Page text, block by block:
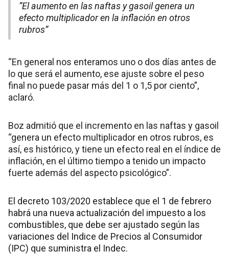
“El aumento en las naftas y gasoil genera un
efecto multiplicador en la inflación en otros
rubros”
“En general nos enteramos uno o dos días antes de
lo que será el aumento, ese ajuste sobre el peso
final no puede pasar más del 1 o 1,5 por ciento”,
aclaró.
Boz admitió que el incremento en las naftas y gasoil
“genera un efecto multiplicador en otros rubros, es
así, es histórico, y tiene un efecto real en el índice de
inflación, en el último tiempo a tenido un impacto
fuerte además del aspecto psicológico”.
El decreto 103/2020 establece que el 1 de febrero
habrá una nueva actualización del impuesto a los
combustibles, que debe ser ajustado según las
variaciones del Indice de Precios al Consumidor
(IPC) que suministra el Indec.